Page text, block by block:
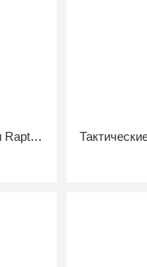
Тактические брюки с наколенниками Raptor Pro Gen 2 Мультикам 50/3